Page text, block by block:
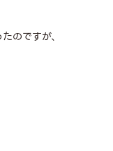
のですが、